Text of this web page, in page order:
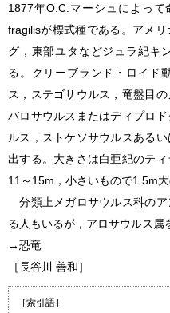
1877年O.C.マーシュによって
fragilisが標式種である。アメ
グ，東部ユタなどジュラ紀キ
る。クリーブランド・ロイド
ス，ステゴサウルス，竜盤目
バロサウルスまたはディプロ
ルス，ストケソサウルスある
出する。大きさは白亜紀のテ
11～15m，小さいもので1.5m大
分類上メガロサウルス科のア
る人もいるが， アロサウルス 属
→恐竜
［長谷川 善和］
［索引語］